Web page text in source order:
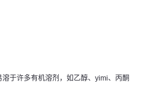
溶于许多有机溶剂，如乙醇、yimi、丙酮